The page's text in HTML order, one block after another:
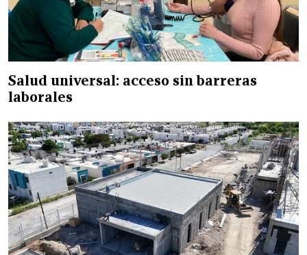
Salud universal: acceso sin barreras
laborales